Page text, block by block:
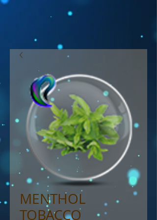
MENTHOL
TOBACCO